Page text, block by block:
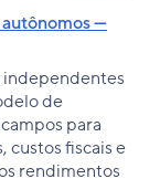
—
independentes
de
para
custos fiscais e
rendimentos